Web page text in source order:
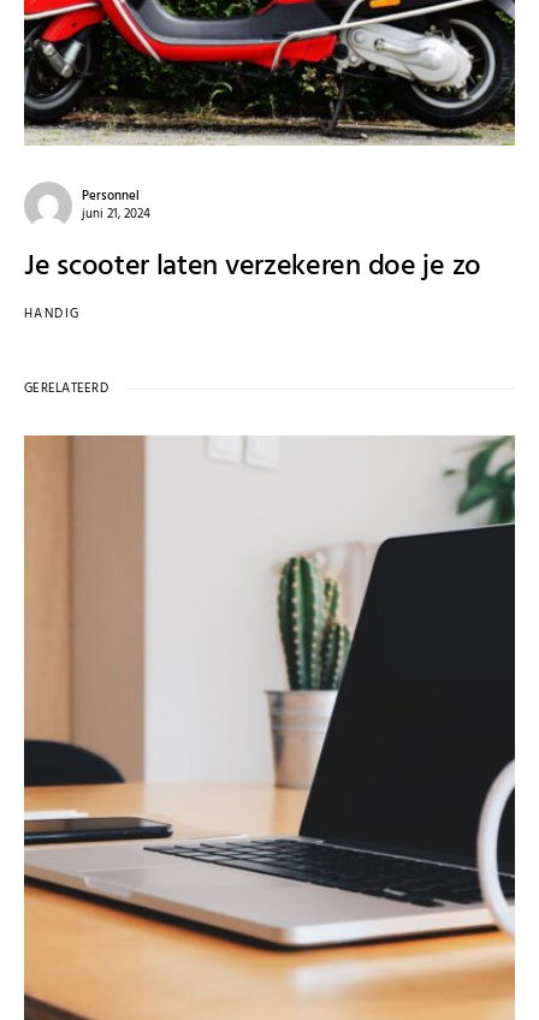
Personnel
juni 21, 2024
Je scooter laten verzekeren doe je zo
HANDIG
GERELATEERD